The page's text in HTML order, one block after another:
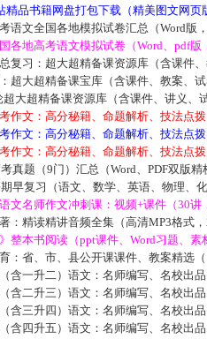
精品书籍网盘打包下载（精美图文网页
语文全国各地模拟试卷汇总（Word版，
各地高考语文模拟试卷（Word、pdf版
复习：超大超精备课资源库（含课件、
超大超精备课宝库（含课件、教案、试
大超精备课资源库（含课件、讲义、
作文：高分秘籍、命题解析、技法点
作文：高分秘籍、命题解析、技法点
作文：高分秘籍、命题解析、技法点
真题（9门）汇总（Word、PDF双版精
早复习（语文、数学、英语、物理、化
文名师作文冲刺课：视频+课件（30讲
：精读精讲音频全集（高清MP3格式，
整本书阅读（ppt课件、Word习题、素
：省、市、县公开课课件、教案精选（
含一升二）语文：名师编写、名校出品
含二升三）语文：名师编写、名校出品
含三升四）语文：名师编写、名校出品
含四升五）语文：名师编写、名校出品